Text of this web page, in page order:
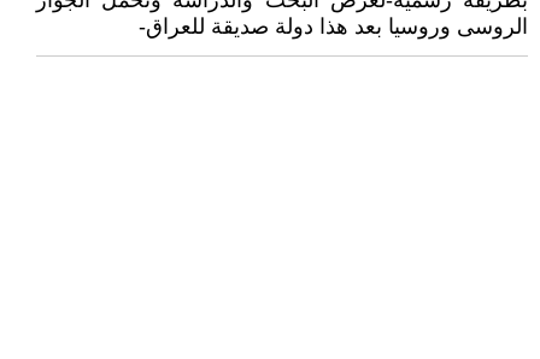
الروسى وروسيا بعد هذا دولة صديقة للعراق-